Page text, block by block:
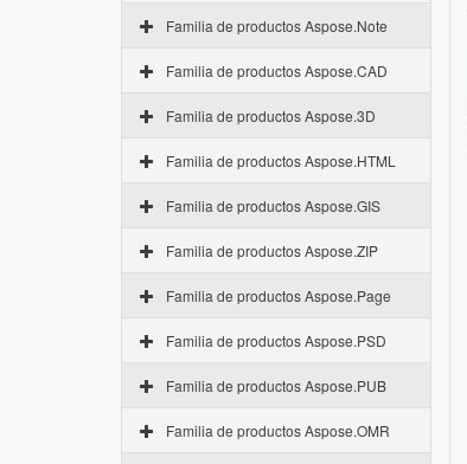
Familia de productos Aspose.Note
Familia de productos Aspose.CAD
Familia de productos Aspose.3D
Familia de productos Aspose.HTML
Familia de productos Aspose.GIS
Familia de productos Aspose.ZIP
Familia de productos Aspose.Page
Familia de productos Aspose.PSD
Familia de productos Aspose.PUB
Familia de productos Aspose.OMR